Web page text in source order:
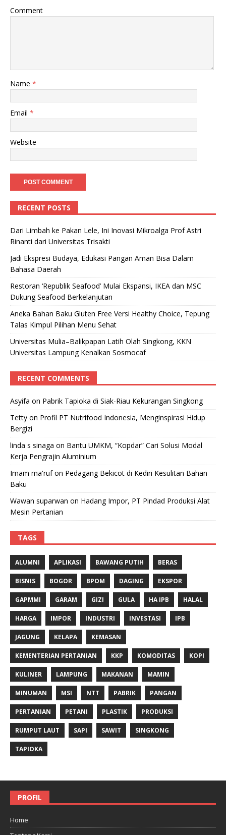
Comment
Name *
Email *
Website
RECENT POSTS
Dari Limbah ke Pakan Lele, Ini Inovasi Mikroalga Prof Astri
Rinanti dari Universitas Trisakti
Jadi Ekspresi Budaya, Edukasi Pangan Aman Bisa Dalam
Bahasa Daerah
Restoran ‘Republik Seafood’ Mulai Ekspansi, IKEA dan MSC
Dukung Seafood Berkelanjutan
Aneka Bahan Baku Gluten Free Versi Healthy Choice, Tepung
Talas Kimpul Pilihan Menu Sehat
Universitas Mulia–Balikpapan Latih Olah Singkong, KKN
Universitas Lampung Kenalkan Sosmocaf
RECENT COMMENTS
Asyifa on Pabrik Tapioka di Siak-Riau Kekurangan Singkong
Tetty on Profil PT Nutrifood Indonesia, Menginspirasi Hidup
Bergizi
linda s sinaga on Bantu UMKM, “Kopdar” Cari Solusi Modal
Kerja Pengrajin Aluminium
Imam ma'rufon Pedagang Bekicot di Kediri Kesulitan Bahan
Baku
Wawan suparwan on Hadang Impor, PT Pindad Produksi Alat
Mesin Pertanian
TAGS
ALUMNI APLIKASI BAWANG PUTIH BERAS
BISNIS BOGOR BPOM DAGING EKSPOR
GAPMMI GARAM GIZI GULA HA IPB HALAL
HARGA IMPOR INDUSTRI INVESTASI IPB
JAGUNG KELAPA KEMASAN
KEMENTERIAN PERTANIAN KKP KOMODITAS KOPI
KULINER LAMPUNG MAKANAN MAMIN
MINUMAN MSI NTT PABRIK PANGAN
PERTANIAN PETANI PLASTIK PRODUKSI
RUMPUT LAUT SAPI SAWIT SINGKONG
TAPIOKA
PROFIL
Home